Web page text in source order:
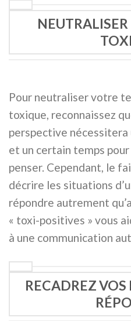
Pour neutraliser votre
toxique, reconnaissez
perspective
et un certain temps
penser. Cependant, le
décrire les situations
répondre autrement
« toxi-positives » vous
à une communication
RECADREZ VOS